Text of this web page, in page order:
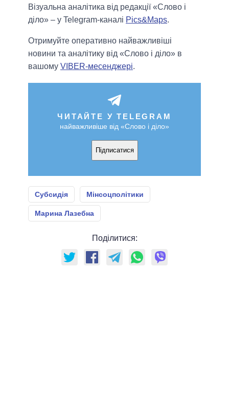
Візуальна аналітика від редакції «Слово і
діло» – у Telegram-каналі Pics&Maps.
Отримуйте оперативно найважливіші
новини та аналітику від «Слово і діло» в
вашому VIBER-месенджері.
ЧИТАЙТЕ У TELEGRAM
найважливіше від «Слово і діло»
Підписатися
Субсидія Мінсоцполітики
Марина Лазебна
Поділитися: